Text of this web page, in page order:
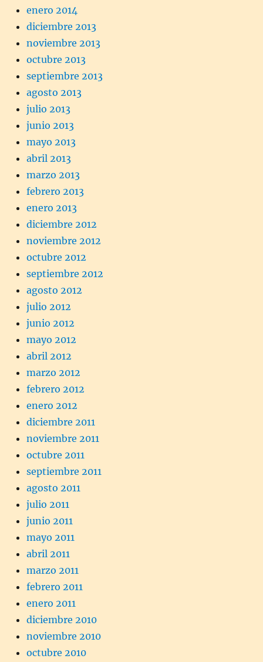
enero 2014
diciembre 2013
noviembre 2013
octubre 2013
septiembre 2013
agosto 2013
julio 2013
junio 2013
mayo 2013
abril 2013
marzo 2013
febrero 2013
enero 2013
diciembre 2012
noviembre 2012
octubre 2012
septiembre 2012
agosto 2012
julio 2012
junio 2012
mayo 2012
abril 2012
marzo 2012
febrero 2012
enero 2012
diciembre 2011
noviembre 2011
octubre 2011
septiembre 2011
agosto 2011
julio 2011
junio 2011
mayo 2011
abril 2011
marzo 2011
febrero 2011
enero 2011
diciembre 2010
noviembre 2010
octubre 2010